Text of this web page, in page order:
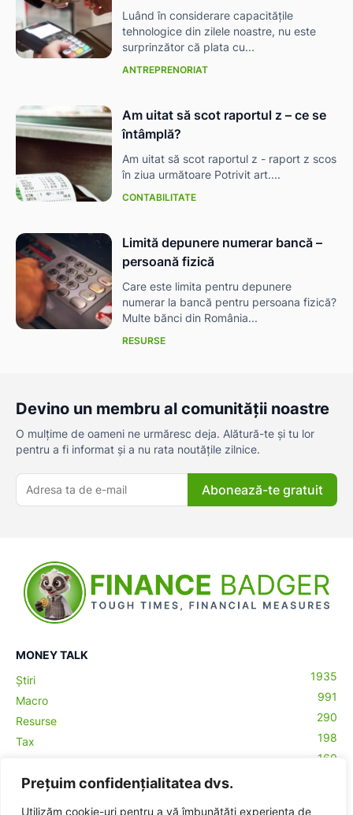
Prețuim confidențialitatea dvs.
Utilizăm cookie-uri pentru a vă îmbunătăți experiența de
Luând în considerare capacitățile
tehnologice din zilele noastre, nu este
surprinzător că plata cu...
ANTREPRENORIAT
Am uitat să scot raportul z – ce se
întâmplă?
Am uitat să scot raportul z - raport z scos
în ziua următoare Potrivit art....
CONTABILITATE
Limită depunere numerar bancă –
persoană fizică
Care este limita pentru depunere
numerar la bancă pentru persoana fizică?
Multe bănci din România...
RESURSE
Devino un membru al comunității noastre
O mulțime de oameni ne urmăresc deja. Alătură-te și tu lor
pentru a fi informat și a nu rata noutățile zilnice.
Abonează-te gratuit
MONEY TALK
Știri
1935
Macro
991
Resurse
290
Tax
198
160
Contabilitate